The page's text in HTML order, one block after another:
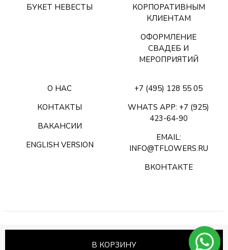
В КОРЗИНУ
БУКЕТ НЕВЕСТЫ
КОРПОРАТИВНЫМ
КЛИЕНТАМ
ОФОРМЛЕНИЕ
СВАДЕБ И
МЕРОПРИЯТИЙ
О НАС
КОНТАКТЫ
ВАКАНСИИ
ENGLISH VERSION
+7 (495) 128 55 05
WHATS APP: +7 (925)
423-64-90
EMAIL:
INFO@TFLOWERS.RU
ВКОНТАКТЕ
Beautypoint